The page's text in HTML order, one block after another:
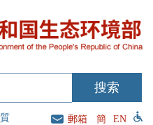
郵箱 簡 EN